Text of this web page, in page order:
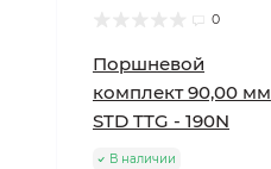
0
Поршневой
комплект 90,00 мм
STD TTG - 190N
В наличии